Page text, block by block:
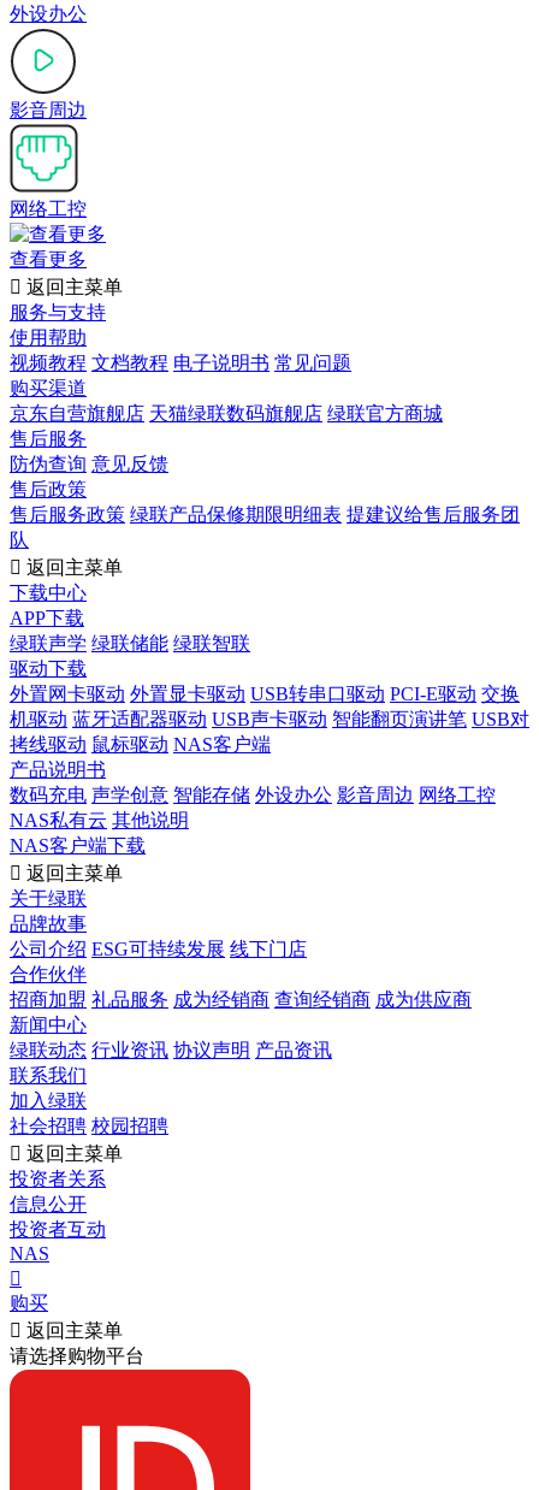
外设办公
影音周边
网络工控
查看更多
 返回主菜单
服务与支持
使用帮助
视频教程 文档教程 电子说明书 常见问题
购买渠道
京东自营旗舰店 天猫绿联数码旗舰店 绿联官方商城
售后服务
防伪查询 意见反馈
售后政策
售后服务政策 绿联产品保修期限明细表 提建议给售后服务团
队
 返回主菜单
下载中心
APP下载
绿联声学 绿联储能 绿联智联
驱动下载
外置网卡驱动 外置显卡驱动 USB转串口驱动 PCI-E驱动 交换
机驱动 蓝牙适配器驱动 USB声卡驱动 智能翻页演讲笔 USB对
拷线驱动 鼠标驱动 NAS客户端
产品说明书
数码充电 声学创意 智能存储 外设办公 影音周边 网络工控
NAS私有云 其他说明
NAS客户端下载
 返回主菜单
关于绿联
品牌故事
公司介绍 ESG可持续发展 线下门店
合作伙伴
招商加盟 礼品服务 成为经销商 查询经销商 成为供应商
新闻中心
绿联动态 行业资讯 协议声明 产品资讯
联系我们
加入绿联
社会招聘 校园招聘
 返回主菜单
投资者关系
信息公开
投资者互动
NAS

购买
 返回主菜单
请选择购物平台